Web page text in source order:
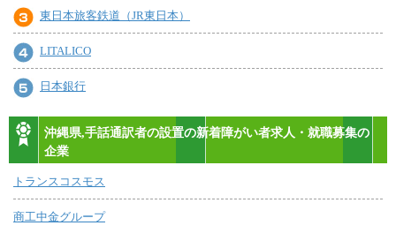
東日本旅客鉄道（JR東日本）
LITALICO
日本銀行
沖縄県,手話通訳者の設置の新着障がい者求人・就職募集の
企業
トランスコスモス
商工中金グループ